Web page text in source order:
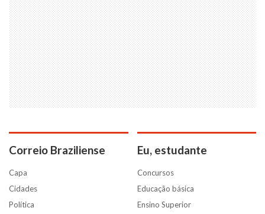
Correio Braziliense
Capa
Cidades
Política
Eu, estudante
Concursos
Educação básica
Ensino Superior